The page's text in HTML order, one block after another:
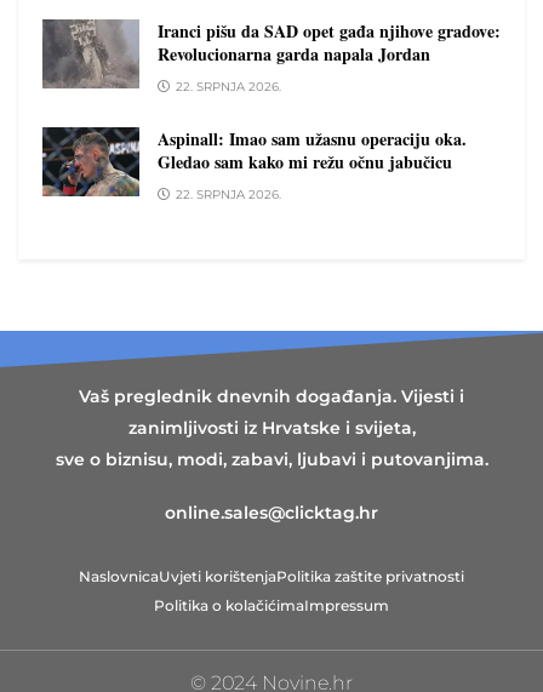
Iranci pišu da SAD opet gađa njihove gradove:
Revolucionarna garda napala Jordan
22. SRPNJA 2026.
Aspinall: Imao sam užasnu operaciju oka.
Gledao sam kako mi režu očnu jabučicu
22. SRPNJA 2026.
Vaš preglednik dnevnih događanja. Vijesti i
zanimljivosti iz Hrvatske i svijeta,
sve o biznisu, modi, zabavi, ljubavi i putovanjima.
online.sales@clicktag.hr
NaslovnicaUvjeti korištenjaPolitika zaštite privatnosti
Politika o kolačićimaImpressum
© 2024 Novine.hr